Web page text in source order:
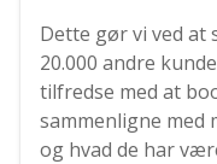
Dette gør vi ved at
20.000 andre
tilfredse med at
sammenligne med
og hvad de har